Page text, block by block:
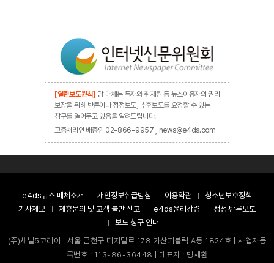
[열린보도원칙] 당 매체는 독자와 취재원 등 뉴스이용자의 권리
보장을 위해 반론이나 정정보도, 추후보도를 요청할 수 있는
창구를 열어두고 있음을 알려드립니다.
고충처리인 배종인 02-866-9957 , news@e4ds.com
e4ds뉴스 매체소개 개인정보취급방침 이용약관
청소년보호정책
기사제보
제휴문의 및 고객 불만 신고 e4ds윤리강령
정정·반론보도
보도 청구 안내
(주)채널5코리아 | 서울 금천구 디지털로 178 가산퍼블릭 A동 1824호 | 사업자등
록번호 : 113-86-36448 | 대표자 : 명세환